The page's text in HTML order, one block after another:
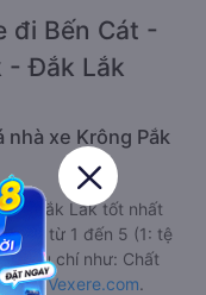
đi Bến Cát -
- Đắk Lắk
nhà xe Krông Pắk
- Đắk Lắk tốt nhất
giá từ 1 đến 5 (1: tệ
tiêu chí như: Chất
trênVexere.com.